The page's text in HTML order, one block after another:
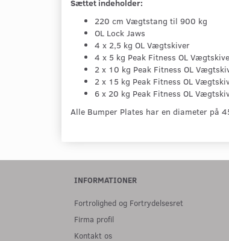
Sættet indeholder:
220 cm Vægtstang til 900 kg
OL Lock Jaws
4 x 2,5 kg OL Vægtskiver
4 x 5 kg Peak Fitness OL
2 x 10 kg Peak Fitness OL
2 x 15 kg Peak Fitness OL
6 x 20 kg Peak Fitness OL
Alle Bumper Plates har en diameter på
INFORMATIONER
Fortrolighed og Fortrydelsesret
Firma profil
Kontakt os